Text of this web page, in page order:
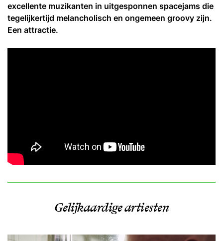
excellente muzikanten in uitgesponnen spacejams die
tegelijkertijd melancholisch en ongemeen groovy zijn.
Een attractie.
Gelijkaardige artiesten